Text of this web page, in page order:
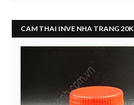
CAM THAI INVE NHA TRANG 20K